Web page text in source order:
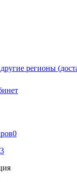
регионы
0